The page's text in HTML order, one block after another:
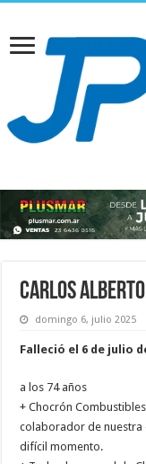
Carlos
domingo 6, julio 2025
Falleció el 6 de julio
a los 74 años
+ Chocrón
colaborador de nuestra
difícil momento.